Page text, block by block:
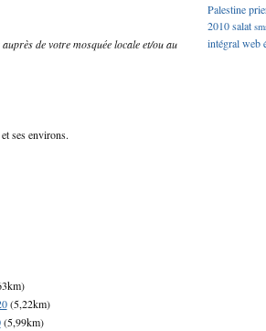
de votre mosquée locale et/ou au
et ses environs.
(5,22km)
(5,99km)
Palestine
2010salat
intégralweb